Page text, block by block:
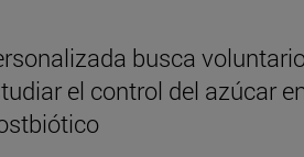
busca
el control del azúcar